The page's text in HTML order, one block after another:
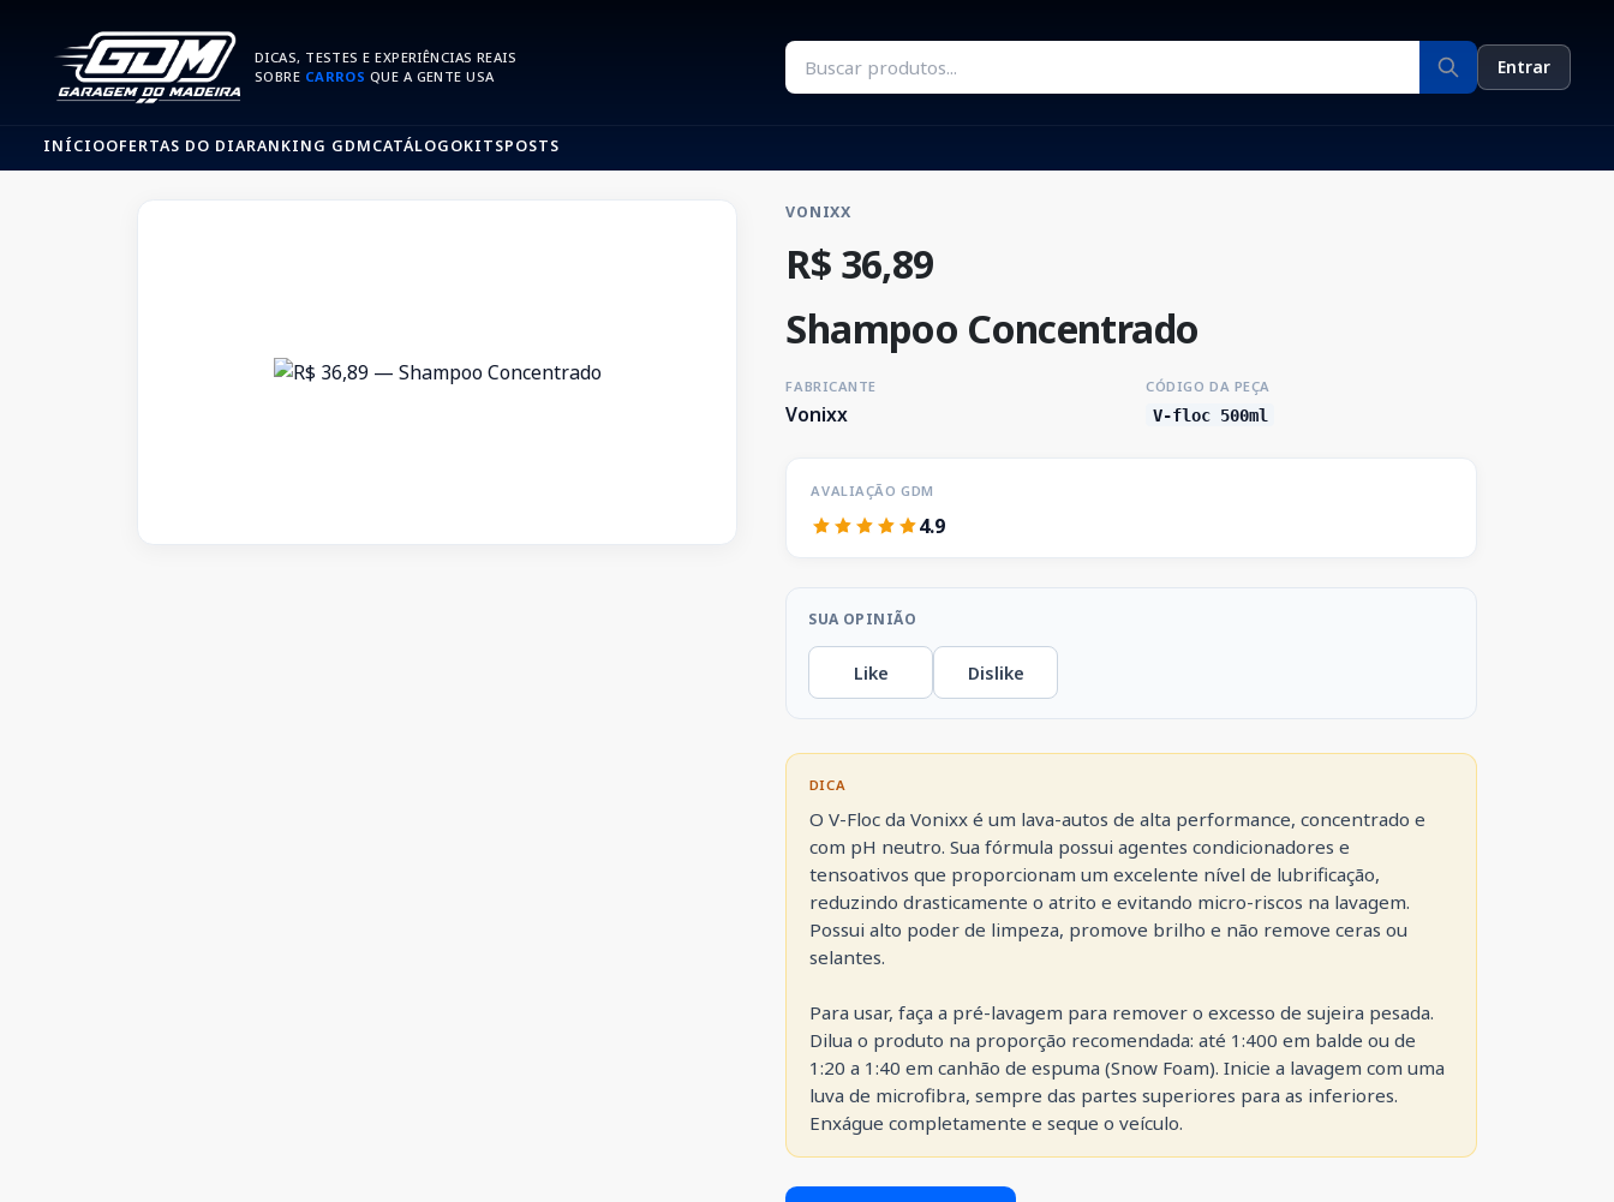
DICAS, TESTES E EXPERIÊNCIAS REAIS
SOBRE CARROS QUE A GENTE USA Entrar
INÍCIOOFERTAS DO DIARANKING GDMCATÁLOGOKITSPOSTS
VONIXX
R$ 36,89
Shampoo Concentrado
FABRICANTE
Vonixx
CÓDIGO DA PEÇA
V-floc 500ml
AVALIAÇÃO GDM
4.9
SUA OPINIÃO
Like Dislike
DICA
O V-Floc da Vonixx é um lava-autos de alta performance, concentrado e
com pH neutro. Sua fórmula possui agentes condicionadores e
tensoativos que proporcionam um excelente nível de lubrificação,
reduzindo drasticamente o atrito e evitando micro-riscos na lavagem.
Possui alto poder de limpeza, promove brilho e não remove ceras ou
selantes.
Para usar, faça a pré-lavagem para remover o excesso de sujeira pesada.
Dilua o produto na proporção recomendada: até 1:400 em balde ou de
1:20 a 1:40 em canhão de espuma (Snow Foam). Inicie a lavagem com uma
luva de microfibra, sempre das partes superiores para as inferiores.
Enxágue completamente e seque o veículo.